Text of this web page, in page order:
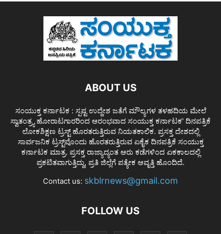
ABOUT US
ಸಂಯುಕ್ತ ಕರ್ನಾಟಕ : ಸ್ಪಷ್ಟ ಉದ್ದೇಶ ಜತೆಗೆ ಮೌಲ್ಯಗಳ ತಳಹದಿಯ ಮೇಲೆ
ಸ್ವಾತಂತ್ರ್ಯ ಹೋರಾಟಗಾರರಿಂದ ಆರಂಭವಾದ ಸಂಯುಕ್ತ ಕರ್ನಾಟಕ' ದಿನಪತ್ರಿಕೆ
ಲೋಕಶಿಕ್ಷಣ ಟ್ರಸ್ಟ್ ಹೊರತರುತ್ತಿರುವ ನಿಯತಕಾಲಿಕ. ಪ್ರಸಕ್ತ ದೇಶದಲ್ಲಿ
ಸಾರ್ವಜನಿಕ ಟ್ರಸ್ಟ್‌ವೊಂದು ಹೊರತರುತ್ತಿರುವ ಏಕೈಕ ದಿನಪತ್ರಿಕೆ ಸಂಯುಕ್ತ
ಕರ್ನಾಟಕ ಮಾತ್ರ. ಪ್ರಸಕ್ತ ರಾಜ್ಯಾದ್ಯಂತ ಆರು ಕಡೆಗಳಿಂದ ಏಕಕಾಲದಲ್ಲಿ
ಪ್ರಕಟಿತವಾಗುತ್ತಿದ್ದು, ಪ್ರತಿ ಜಿಲ್ಲೆಗೆ ಪತ್ಯೇಕ ಆವೃತ್ತಿ ಹೊಂದಿದೆ.
Contact us: skblrnews@gmail.com
FOLLOW US